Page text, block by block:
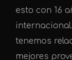
esto con 16
tenemos
mejores